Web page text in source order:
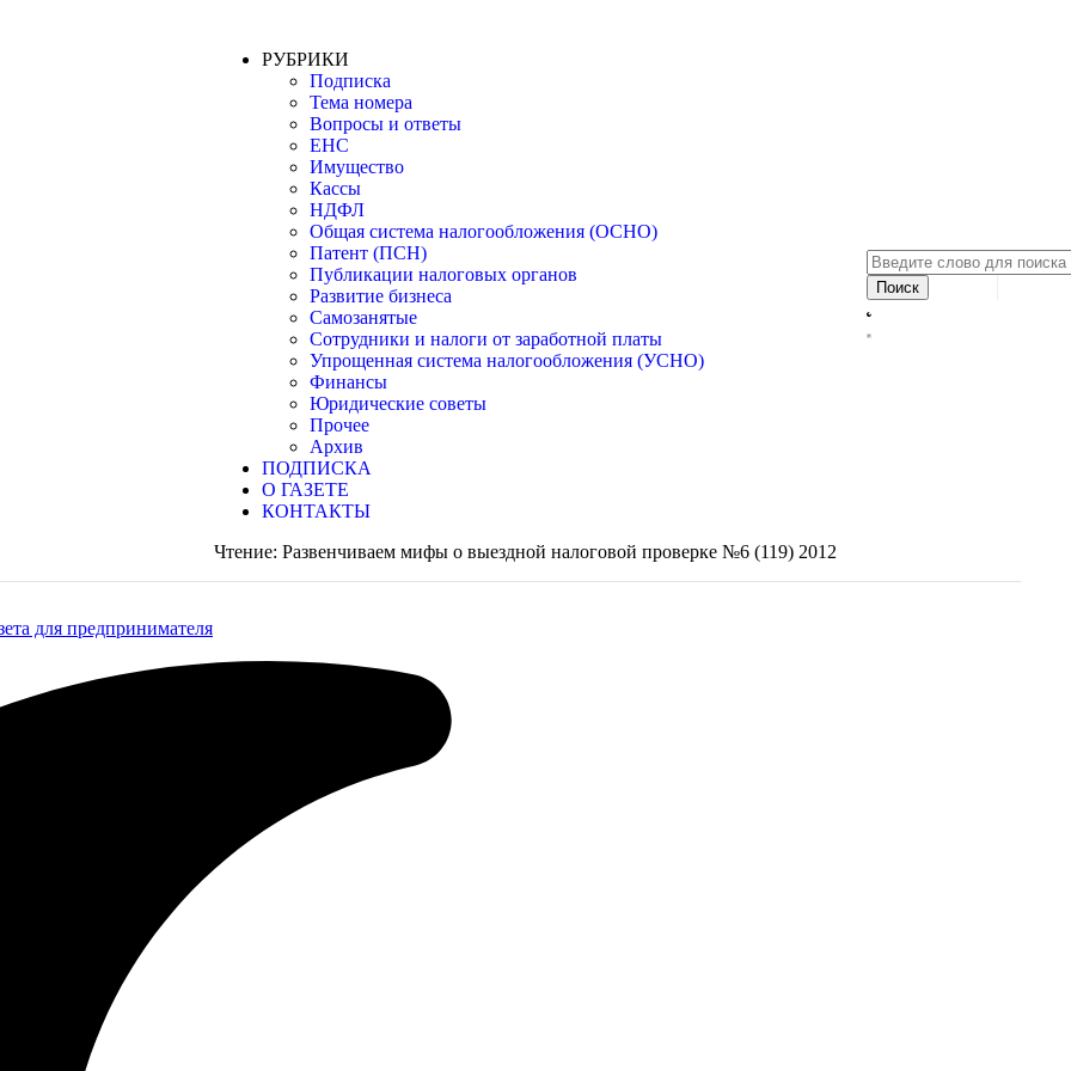
РУБРИКИ
Подписка
Тема номера
Вопросы и ответы
ЕНС
Имущество
Кассы
НДФЛ
Общая система налогообложения (ОСНО)
Патент (ПСН)
Публикации налоговых органов
Развитие бизнеса
Самозанятые
Сотрудники и налоги от заработной платы
Упрощенная система налогообложения (УСНО)
Финансы
Юридические советы
Прочее
Архив
ПОДПИСКА
О ГАЗЕТЕ
КОНТАКТЫ
Чтение: Развенчиваем мифы о выездной налоговой проверке №6 (119) 2012